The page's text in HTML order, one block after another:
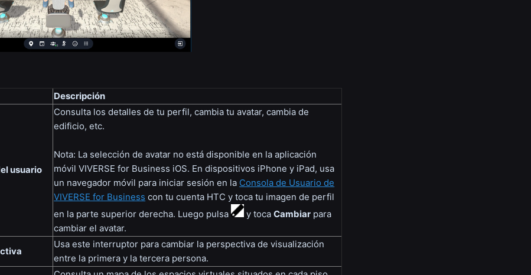
Descripción
usuario
Consulta los detalles de tu perfil, cambia tu avatar, cambia de
edificio, etc.
Nota: La selección de avatar no está disponible en la aplicación
móvil VIVERSE for Business iOS. En dispositivos iPhone y iPad, usa
un navegador móvil para iniciar sesión en la Consola de Usuario de
VIVERSE for Business con tu cuenta HTC y toca tu imagen de perfil
en la parte superior derecha. Luego pulsa
y tocaCambiar para
cambiar el avatar.
Usa este interruptor para cambiar la perspectiva de visualización
entre la primera y la tercera persona.